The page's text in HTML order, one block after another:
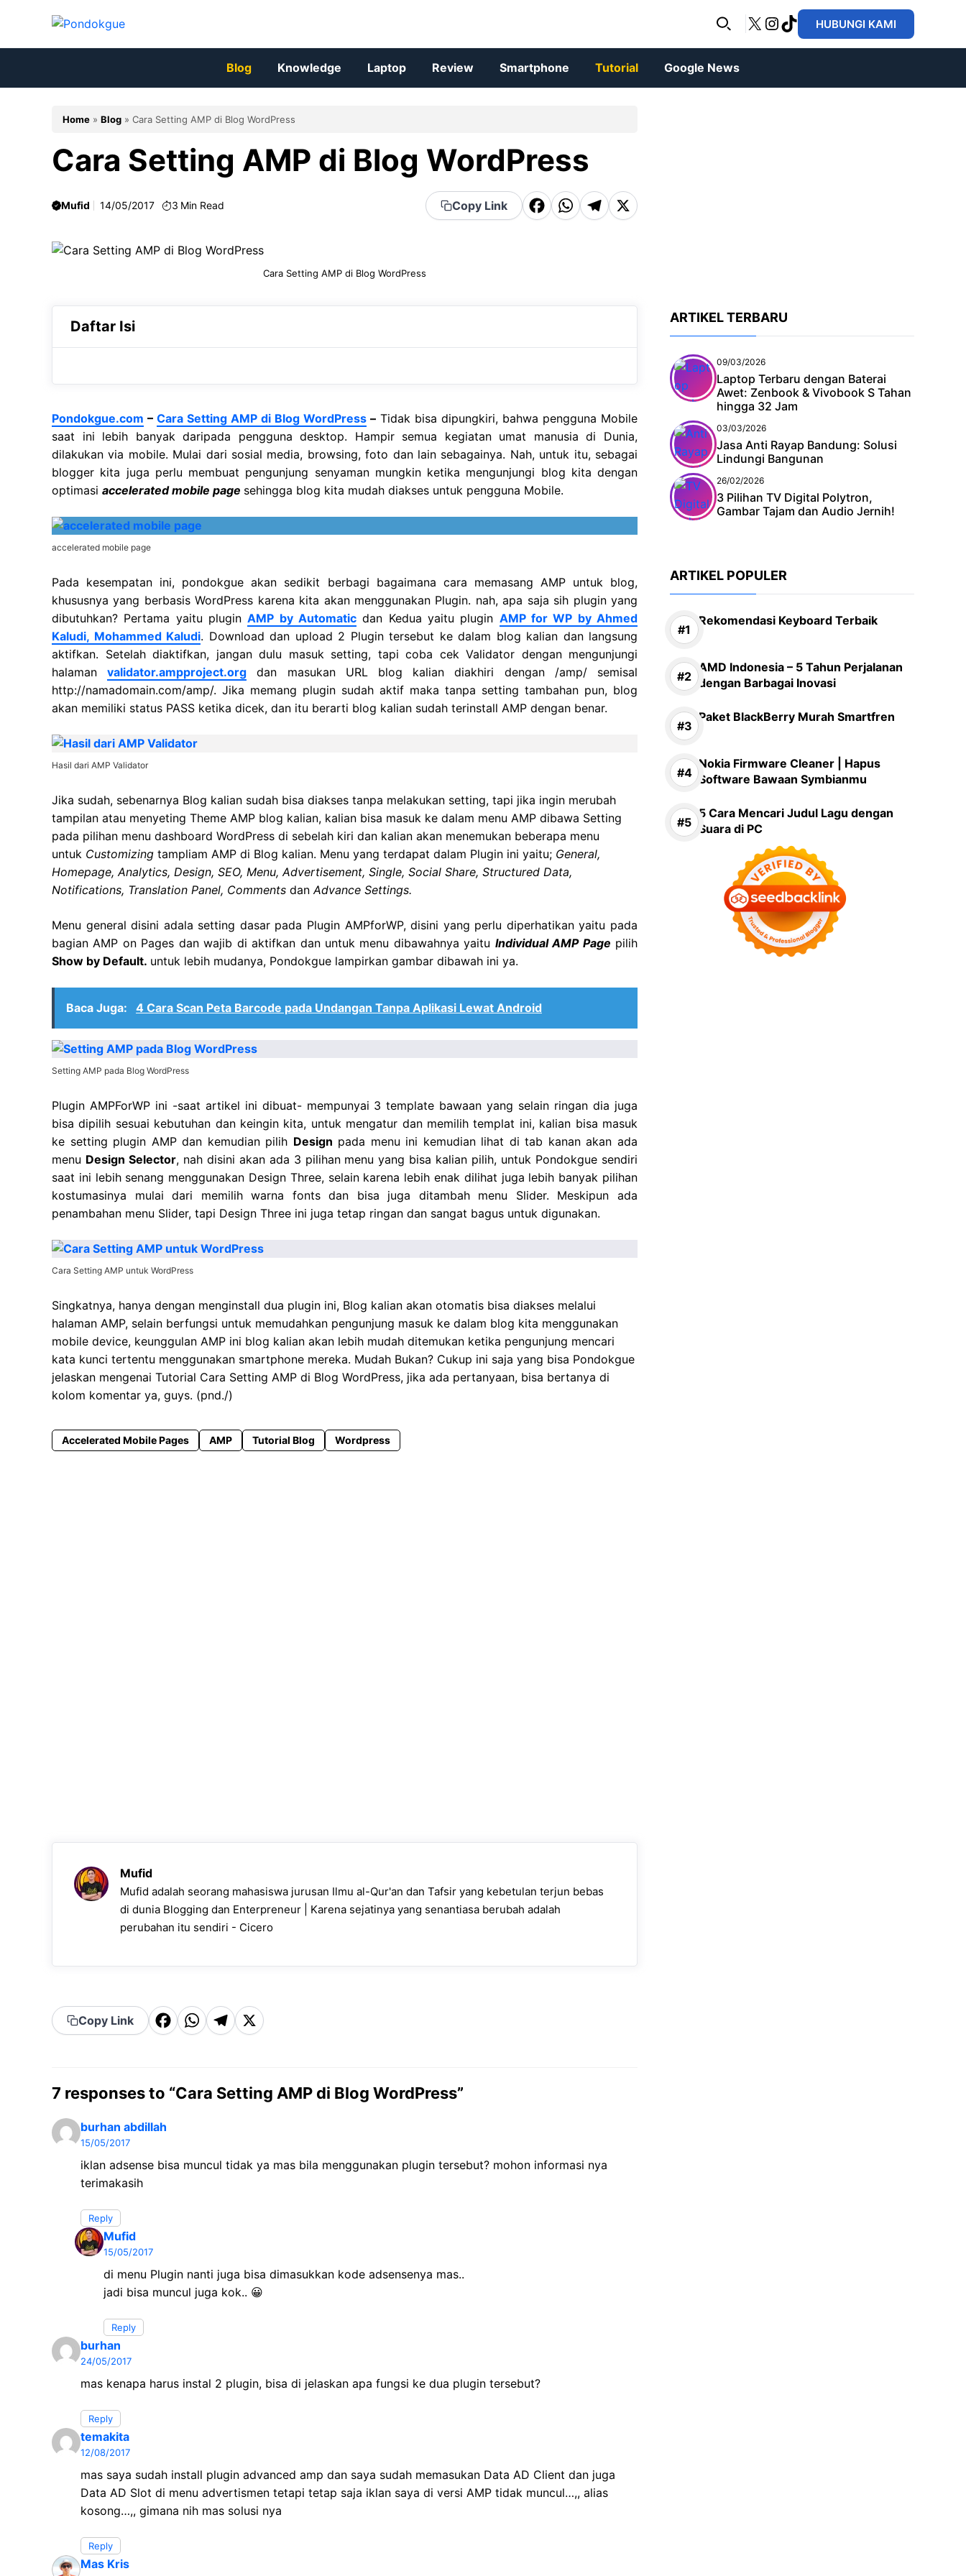
X Instagram
TikTokHUBUNGI KAMI
Blog Knowledge Laptop Review Smartphone Tutorial Google News
Home » Blog » Cara Setting AMP di Blog WordPress
Cara Setting AMP di Blog WordPress
Mufid 14/05/2017 3 Min Read Copy Link
F
a
b
o
W
h
s
p
T
el
r
m
X
Cara Setting AMP di Blog WordPress
Daftar Isi
Pondokgue.com – Cara Setting AMP di Blog WordPress – Tidak bisa dipungkiri, bahwa pengguna Mobile
saat ini lebih banyak daripada pengguna desktop. Hampir semua kegiatan umat manusia di Dunia,
dilakukan via mobile. Mulai dari sosial media, browsing, foto dan lain sebagainya. Nah, untuk itu, sebagai
blogger kita juga perlu membuat pengunjung senyaman mungkin ketika mengunjungi blog kita dengan
optimasi accelerated mobile page sehingga blog kita mudah diakses untuk pengguna Mobile.
accelerated mobile page
Pada kesempatan ini, pondokgue akan sedikit berbagi bagaimana cara memasang AMP untuk blog,
khususnya yang berbasis WordPress karena kita akan menggunakan Plugin. nah, apa saja sih plugin yang
dibutuhkan? Pertama yaitu pluginAMP by Automatic dan Kedua yaitu plugin AMP for WP by Ahmed
Kaludi, Mohammed Kaludi. Download dan upload 2 Plugin tersebut ke dalam blog kalian dan langsung
aktifkan. Setelah diaktifkan, jangan dulu masuk setting, tapi coba cek Validator dengan mengunjungi
halamanvalidator.ampproject.org dan masukan URL blog kalian diakhiri dengan /amp/ semisal
http://namadomain.com/amp/. Jika memang plugin sudah aktif maka tanpa setting tambahan pun, blog
akan memiliki status PASS ketika dicek, dan itu berarti blog kalian sudah terinstall AMP dengan benar.
Hasil dari AMP Validator
Jika sudah, sebenarnya Blog kalian sudah bisa diakses tanpa melakukan setting, tapi jika ingin merubah
tampilan atau menyeting Theme AMP blog kalian, kalian bisa masuk ke dalam menu AMP dibawa Setting
pada pilihan menu dashboard WordPress di sebelah kiri dan kalian akan menemukan beberapa menu
untuk Customizing tampliam AMP di Blog kalian. Menu yang terdapat dalam Plugin ini yaitu; General,
Homepage, Analytics, Design, SEO, Menu, Advertisement, Single, Social Share, Structured Data,
Notifications, Translation Panel, Comments danAdvance Settings.
Menu general disini adala setting dasar pada Plugin AMPforWP, disini yang perlu diperhatikan yaitu pada
bagian AMP on Pages dan wajib di aktifkan dan untuk menu dibawahnya yaitu Individual AMP Page pilih
Show by Default. untuk lebih mudanya, Pondokgue lampirkan gambar dibawah ini ya.
Baca Juga: 4 Cara Scan Peta Barcode pada Undangan Tanpa Aplikasi Lewat Android
Setting AMP pada Blog WordPress
Plugin AMPForWP ini -saat artikel ini dibuat- mempunyai 3 template bawaan yang selain ringan dia juga
bisa dipilih sesuai kebutuhan dan keingin kita, untuk mengatur dan memilih templat ini, kalian bisa masuk
ke setting plugin AMP dan kemudian pilih Design pada menu ini kemudian lihat di tab kanan akan ada
menu Design Selector, nah disini akan ada 3 pilihan menu yang bisa kalian pilih, untuk Pondokgue sendiri
saat ini lebih senang menggunakan Design Three, selain karena lebih enak dilihat juga lebih banyak pilihan
kostumasinya mulai dari memilih warna fonts dan bisa juga ditambah menu Slider. Meskipun ada
penambahan menu Slider, tapi Design Three ini juga tetap ringan dan sangat bagus untuk digunakan.
Cara Setting AMP untuk WordPress
Singkatnya, hanya dengan menginstall dua plugin ini, Blog kalian akan otomatis bisa diakses melalui
halaman AMP, selain berfungsi untuk memudahkan pengunjung masuk ke dalam blog kita menggunakan
mobile device, keunggulan AMP ini blog kalian akan lebih mudah ditemukan ketika pengunjung mencari
kata kunci tertentu menggunakan smartphone mereka. Mudah Bukan? Cukup ini saja yang bisa Pondokgue
jelaskan mengenai Tutorial Cara Setting AMP di Blog WordPress, jika ada pertanyaan, bisa bertanya di
kolom komentar ya, guys. (pnd./)
Accelerated Mobile Pages AMP Tutorial Blog Wordpress
Mufid
Mufid adalah seorang mahasiswa jurusan Ilmu al-Qur'an dan Tafsir yang kebetulan terjun bebas
di dunia Blogging dan Enterpreneur | Karena sejatinya yang senantiasa berubah adalah
perubahan itu sendiri - Cicero
Copy Link
F
a
e
o
o
W
h
t
p
T
el
g
m
X
7 responses to “Cara Setting AMP di Blog WordPress”
burhan abdillah
15/05/2017
iklan adsense bisa muncul tidak ya mas bila menggunakan plugin tersebut? mohon informasi nya
terimakasih
Reply
Mufid
15/05/2017
di menu Plugin nanti juga bisa dimasukkan kode adsensenya mas..
jadi bisa muncul juga kok.. 😀
Reply
burhan
24/05/2017
mas kenapa harus instal 2 plugin, bisa di jelaskan apa fungsi ke dua plugin tersebut?
Reply
temakita
12/08/2017
mas saya sudah install plugin advanced amp dan saya sudah memasukan Data AD Client dan juga
Data AD Slot di menu advertismen tetapi tetap saja iklan saya di versi AMP tidak muncul…,, alias
kosong…,, gimana nih mas solusi nya
Reply
Mas Kris
ARTIKEL TERBARU
09/03/2026
Laptop Terbaru dengan Baterai
Awet: Zenbook & Vivobook S Tahan
hingga 32 Jam
03/03/2026
Jasa Anti Rayap Bandung: Solusi
Lindungi Bangunan
26/02/2026
3 Pilihan TV Digital Polytron,
Gambar Tajam dan Audio Jernih!
ARTIKEL POPULER
Rekomendasi Keyboard Terbaik
AMD Indonesia – 5 Tahun Perjalanan
dengan Barbagai Inovasi
Paket BlackBerry Murah Smartfren
Nokia Firmware Cleaner | Hapus
Software Bawaan Symbianmu
5 Cara Mencari Judul Lagu dengan
Suara di PC